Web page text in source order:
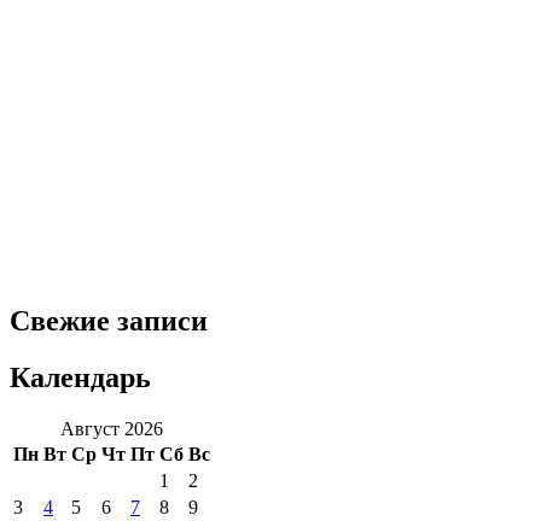
Свежие записи
Календарь
Август 2026
Пн Вт Ср Чт Пт Сб Вс
1
2
3
4 5 6 7 8
9